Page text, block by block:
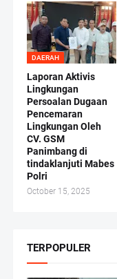
DAERAH
Laporan Aktivis
Lingkungan
Persoalan Dugaan
Pencemaran
Lingkungan Oleh
CV. GSM
Panimbang di
tindaklanjuti Mabes
Polri
October 15, 2025
TERPOPULER